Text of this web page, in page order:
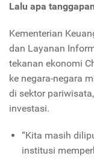
Lalu apa
Kementerian
dan Layanan
tekanan ekonomi
ke negara-negara
di sektor
investasi.
“Kita masih
institusi